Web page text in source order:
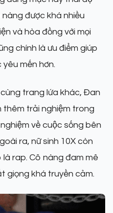
được khá nhiều
và hòa đồng với mọi
chính là ưu điểm giúp
mến hơn.
trang lứa khác, Đan
thêm trải nghiệm trong
về cuộc sống bên
ra, nữ sinh 10X còn
rap. Cô nàng đam mê
giọng khá truyền cảm.